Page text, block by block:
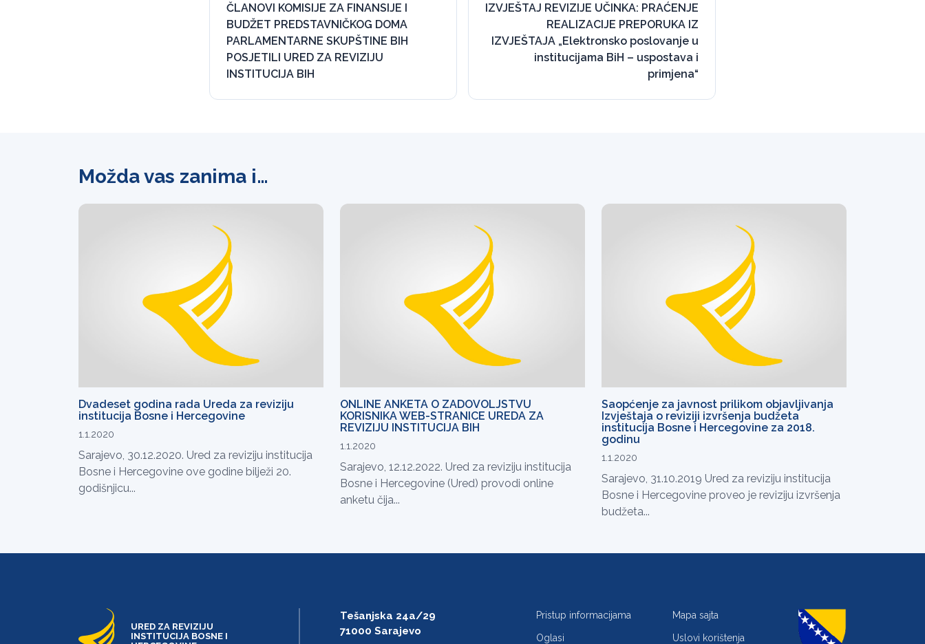
ČLANOVI KOMISIJE ZA FINANSIJE I
BUDŽET PREDSTAVNIČKOG DOMA
PARLAMENTARNE SKUPŠTINE BIH
POSJETILI URED ZA REVIZIJU
INSTITUCIJA BIH
IZVJEŠTAJ REVIZIJE UČINKA: PRAĆENJE
REALIZACIJE PREPORUKA IZ
IZVJEŠTAJA „Elektronsko poslovanje u
institucijama BiH – uspostava i
primjena“
Možda vas zanima i…
Dvadeset godina rada Ureda za reviziju
institucija Bosne i Hercegovine
1.1.2020
Sarajevo, 30.12.2020. Ured za reviziju institucija
Bosne i Hercegovine ove godine bilježi 20.
godišnjicu...
ONLINE ANKETA O ZADOVOLJSTVU
KORISNIKA WEB-STRANICE UREDA ZA
REVIZIJU INSTITUCIJA BIH
1.1.2020
Sarajevo, 12.12.2022. Ured za reviziju institucija
Bosne i Hercegovine (Ured) provodi online
anketu čija...
Saopćenje za javnost prilikom objavljivanja
Izvještaja o reviziji izvršenja budžeta
institucija Bosne i Hercegovine za 2018.
godinu
1.1.2020
Sarajevo, 31.10.2019 Ured za reviziju institucija
Bosne i Hercegovine proveo je reviziju izvršenja
budžeta...
URED ZA REVIZIJU
INSTITUCIJA BOSNE I
Tešanjska 24a/29
71000 Sarajevo
Pristup informacijama Mapa sajta
Oglasi Uslovi korištenja